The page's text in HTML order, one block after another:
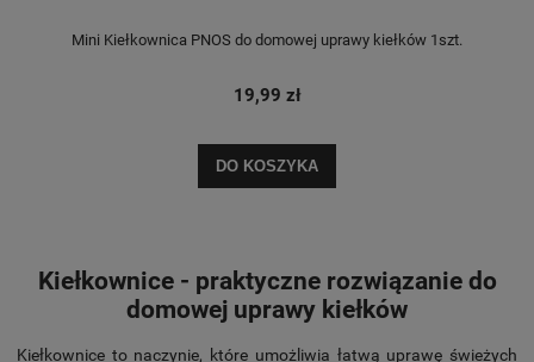
Mini Kiełkownica PNOS do domowej uprawy kiełków 1szt.
19,99 zł
DO KOSZYKA
Kiełkownice - praktyczne rozwiązanie do
domowej uprawy kiełków
Kiełkownice to naczynie, które umożliwia łatwą uprawę świeżych